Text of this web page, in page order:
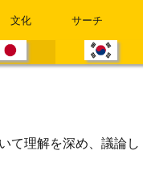
文化 サーチ
て理解を深め、議論し